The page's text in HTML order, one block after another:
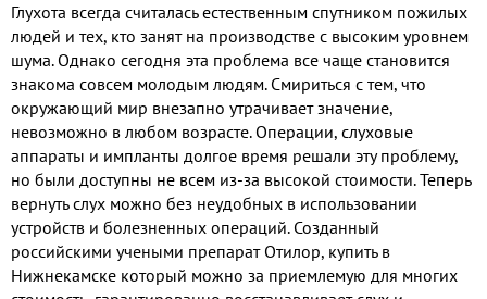
Глухота всегда считалась естественным спутником пожилых
людей и тех, кто занят на производстве с высоким уровнем
шума. Однако сегодня эта проблема все чаще становится
знакома совсем молодым людям. Смириться с тем, что
окружающий мир внезапно утрачивает значение,
невозможно в любом возрасте. Операции, слуховые
аппараты и импланты долгое время решали эту проблему,
но были доступны не всем из-за высокой стоимости. Теперь
вернуть слух можно без неудобных в использовании
устройств и болезненных операций. Созданный
российскими учеными препарат Отилор, купить в
Нижнекамске который можно за приемлемую для многих